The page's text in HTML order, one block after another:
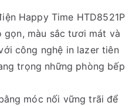
Happy Time HTD8521P
màu sắc tươi mát và
công nghệ in lazer tiên
trọng những phòng bếp
móc nối vững trãi để